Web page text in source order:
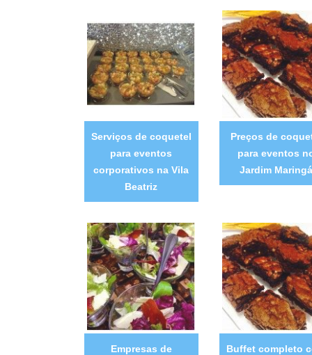
Serviços de coquetel
para eventos
corporativos na Vila
Beatriz
Preços de
para eventos
Jardim Maringá
Empresas de
Buffet completo